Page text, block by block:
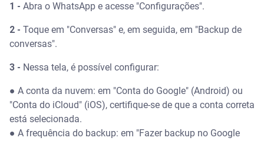
1 - Abra o WhatsApp e acesse "Configurações".
2 - Toque em "Conversas" e, em seguida, em "Backup de
conversas".
3 - Nessa tela, é possível configurar:
● A conta da nuvem: em "Conta do Google" (Android) ou
"Conta do iCloud" (iOS), certifique-se de que a conta correta
está selecionada.
● A frequência do backup: em "Fazer backup no Google